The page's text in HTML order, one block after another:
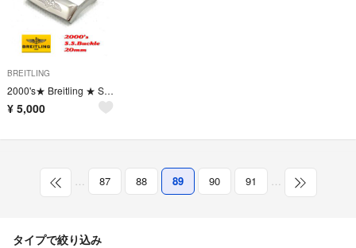
BREITLING
2000's★ Breitling ★ S.S. Buckle★長期保存品
¥ 5,000
… 87 88 89 90 91 …
タイプで絞り込み